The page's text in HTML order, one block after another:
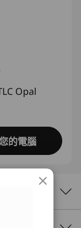
Opal
的電腦